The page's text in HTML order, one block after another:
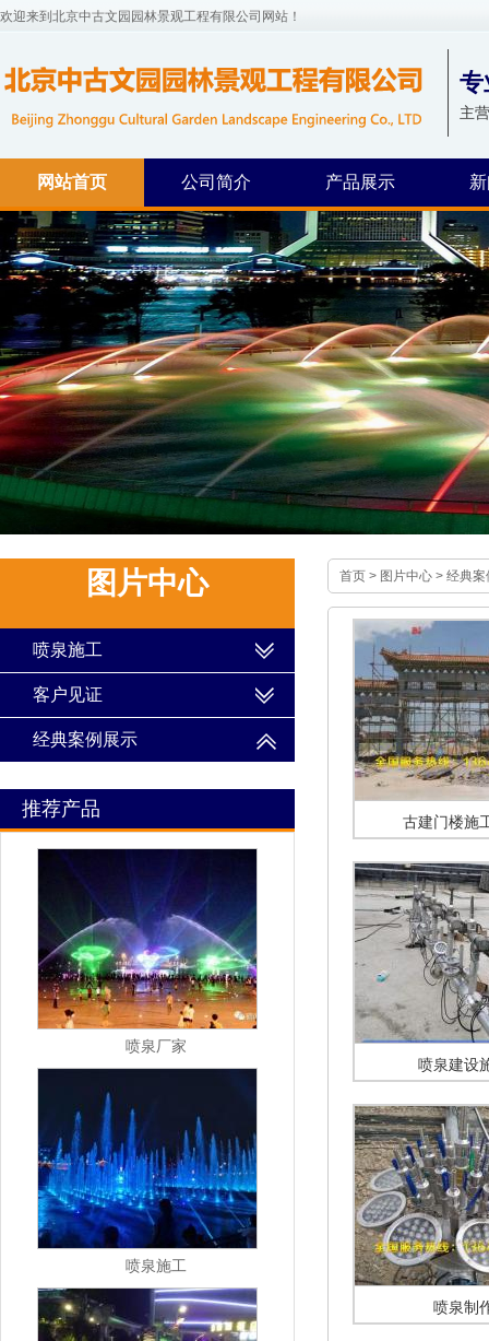
欢迎来到北京中古文园园林景观工程有限公司网站！
专
主
网站首页 公司简介 产品展示
首页 > 图片中心 > 经典案
古建门楼施
喷泉建设
喷泉制
图片中心
喷泉施工
客户见证
经典案例展示
推荐产品
喷泉厂家
喷泉施工